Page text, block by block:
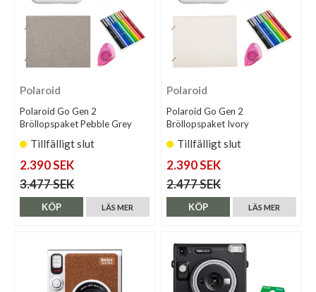
Polaroid
Polaroid Go Gen 2
Bröllopspaket Pebble Grey
Tillfälligt slut
2.390 SEK
3.477 SEK
LÄS MER
KÖP
Polaroid
Polaroid Go Gen 2
Bröllopspaket Ivory
Tillfälligt slut
2.390 SEK
2.477 SEK
LÄS MER
KÖP